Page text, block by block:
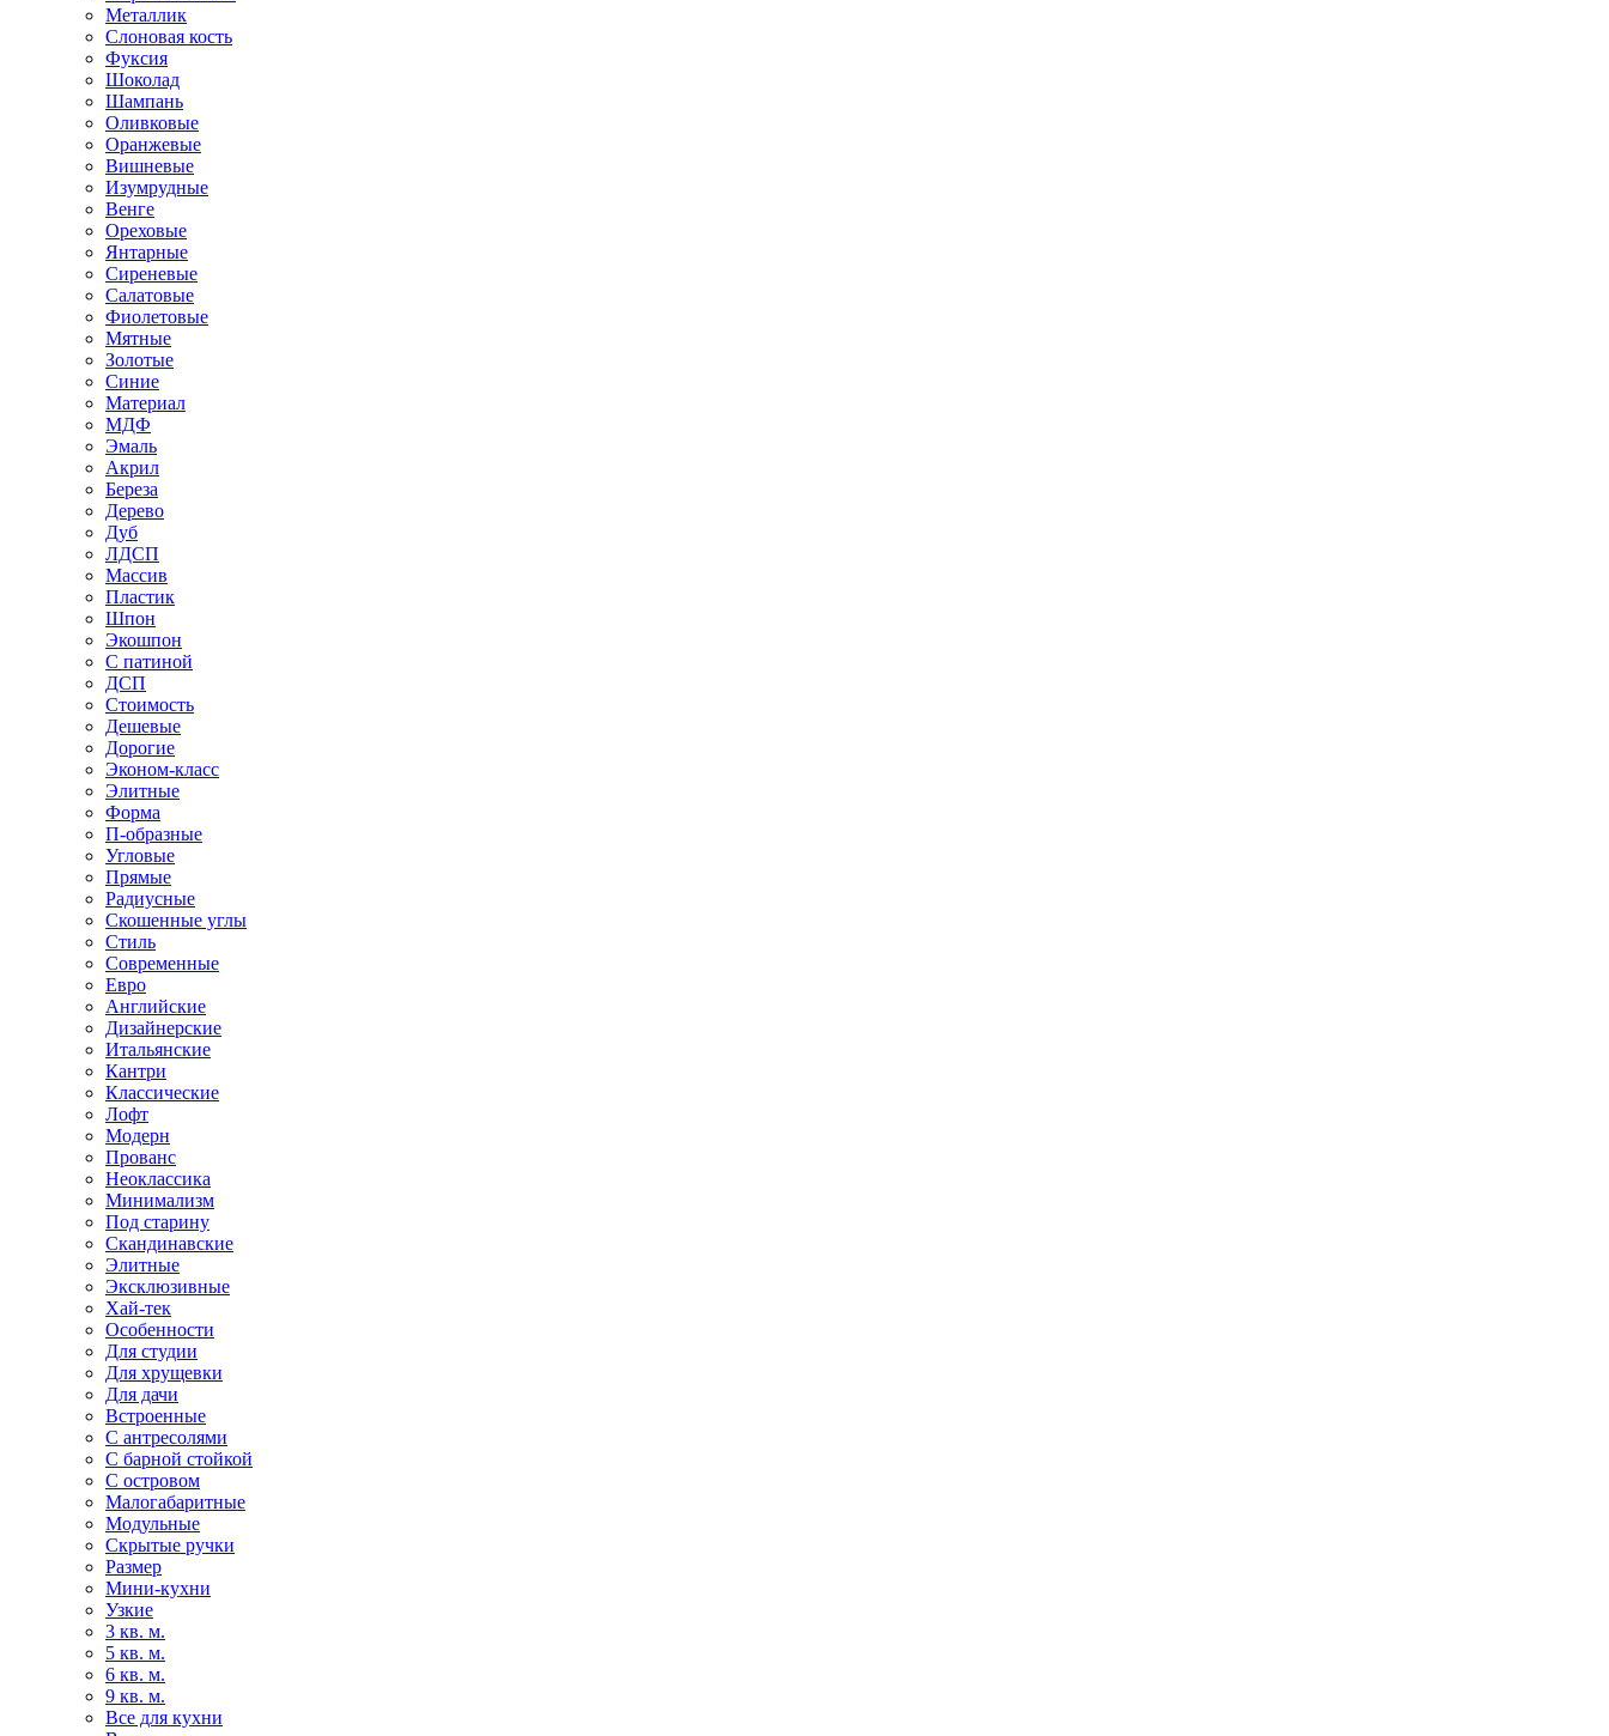
Металлик
Слоновая кость
Фуксия
Шоколад
Шампань
Оливковые
Оранжевые
Вишневые
Изумрудные
Венге
Ореховые
Янтарные
Сиреневые
Салатовые
Фиолетовые
Мятные
Золотые
Синие
Материал
МДФ
Эмаль
Акрил
Береза
Дерево
Дуб
ЛДСП
Массив
Пластик
Шпон
Экошпон
С патиной
ДСП
Стоимость
Дешевые
Дорогие
Эконом-класс
Элитные
Форма
П-образные
Угловые
Прямые
Радиусные
Скошенные углы
Стиль
Современные
Евро
Английские
Дизайнерские
Итальянские
Кантри
Классические
Лофт
Модерн
Прованс
Неоклассика
Минимализм
Под старину
Скандинавские
Элитные
Эксклюзивные
Хай-тек
Особенности
Для студии
Для хрущевки
Для дачи
Встроенные
С антресолями
С барной стойкой
С островом
Малогабаритные
Модульные
Скрытые ручки
Размер
Мини-кухни
Узкие
3 кв. м.
5 кв. м.
6 кв. м.
9 кв. м.
Все для кухни